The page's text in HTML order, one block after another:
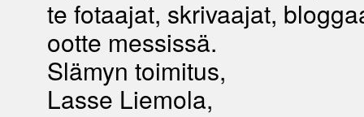
te fotaajat, skrivaajat,
ootte messissä.
Slämyn toimitus,
Lasse Liemola,